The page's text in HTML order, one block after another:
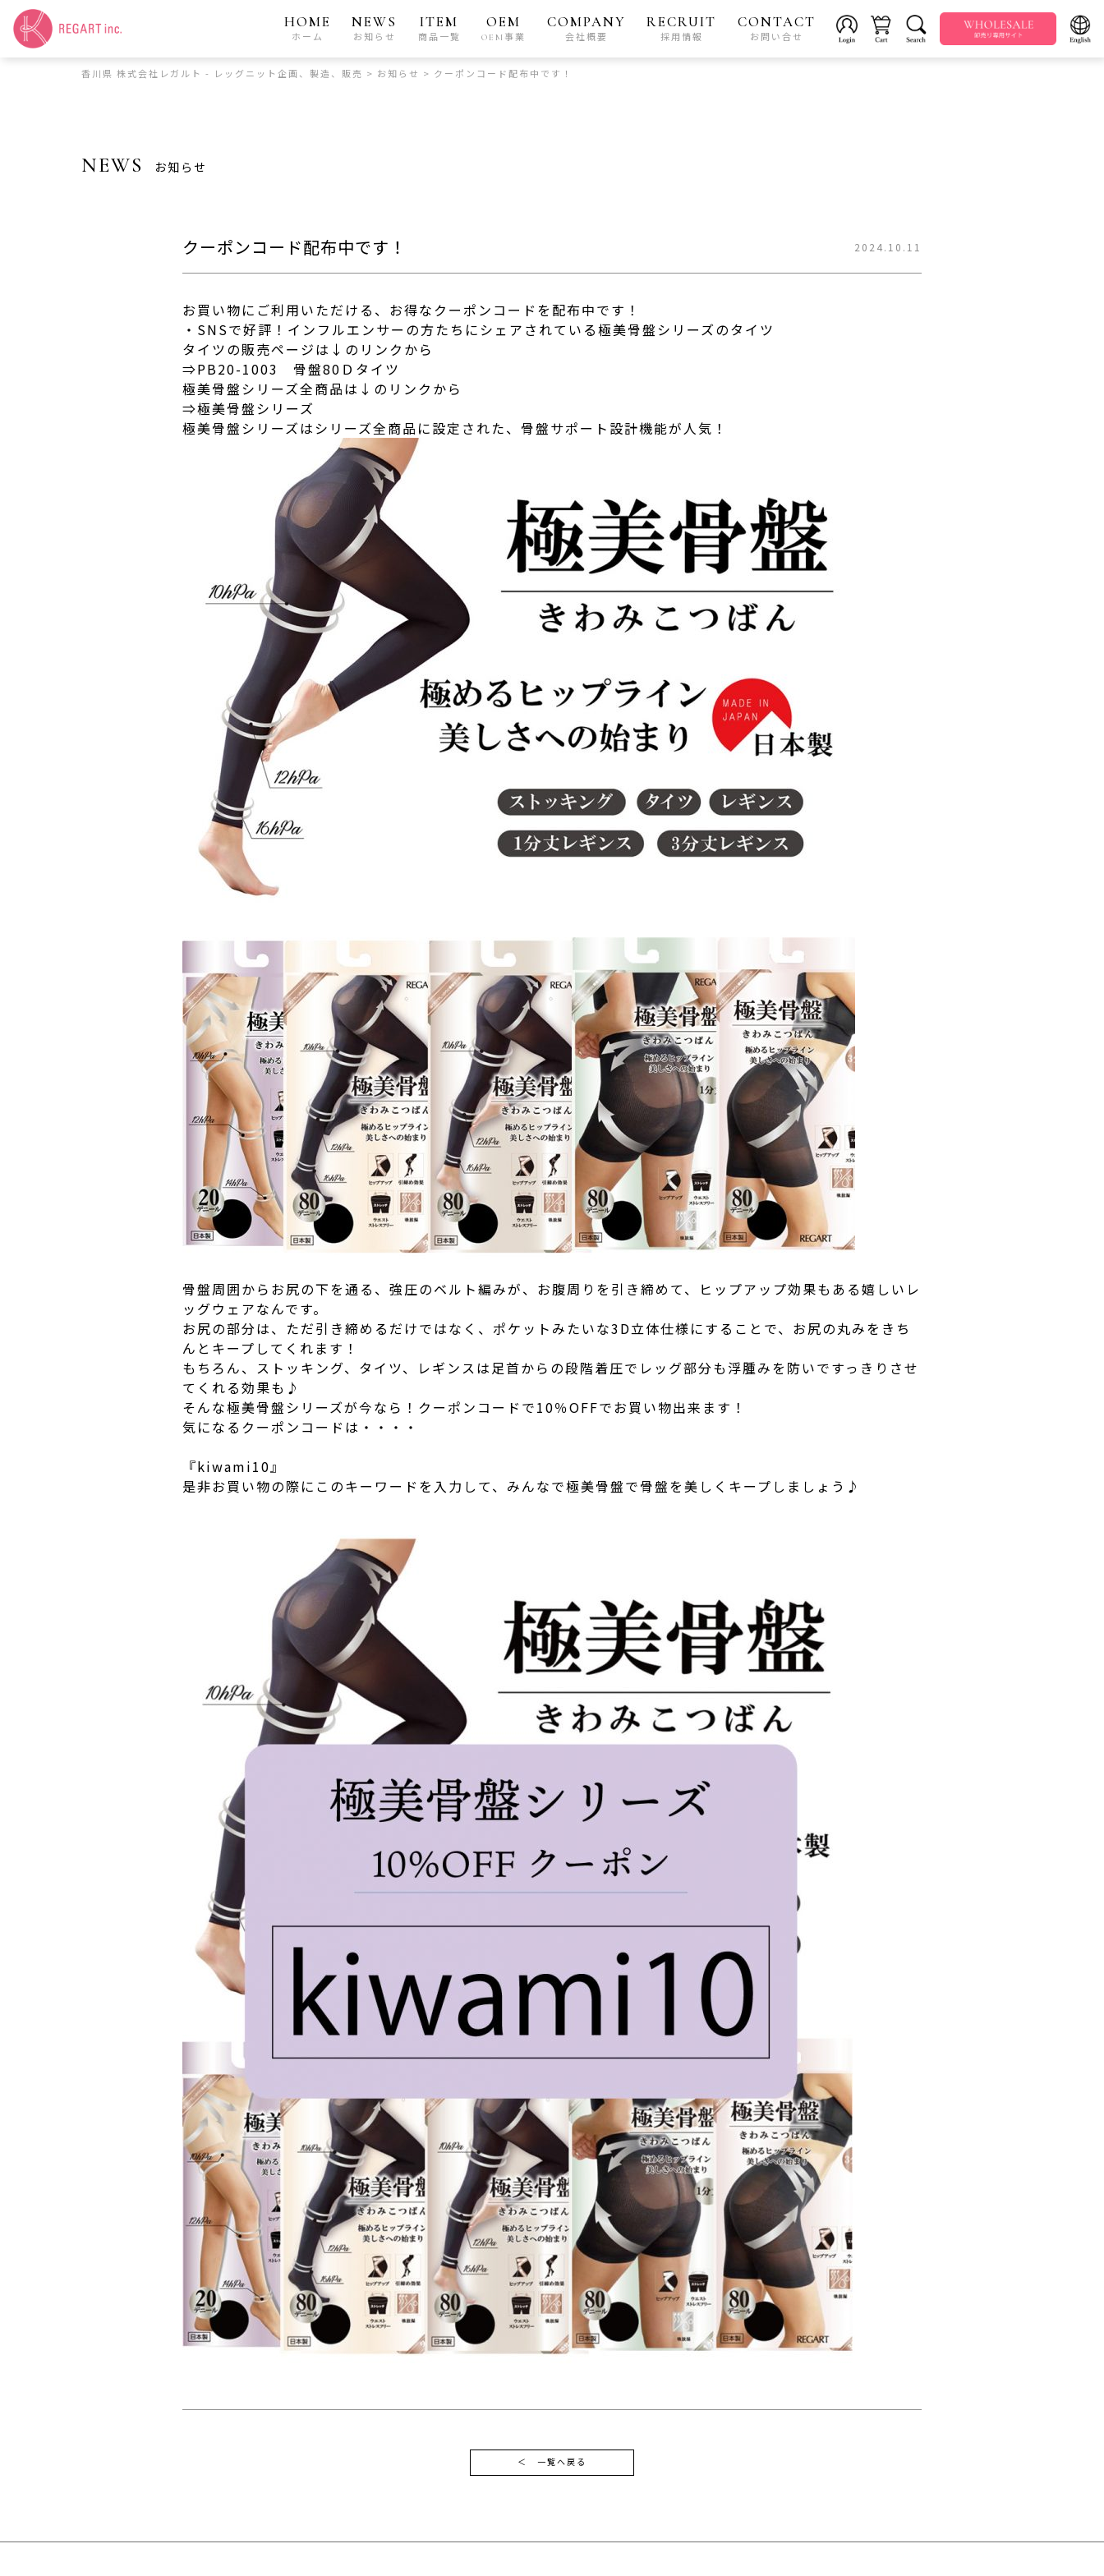
HOME
ホーム
NEWS
お知らせ
ITEM
商品一覧
OEM
OEM事業
COMPANY
会社概要
RECRUIT
採用情報
CONTACT
お問い合せ
香川県 株式会社レガルト - レッグニット企画、製造、販売 > お知らせ > クーポンコード配布中です！
NEWS お知らせ
クーポンコード配布中です！ 2024.10.11
お買い物にご利用いただける、お得なクーポンコードを配布中です！
・SNSで好評！インフルエンサーの方たちにシェアされている極美骨盤シリーズのタイツ
タイツの販売ページは↓のリンクから
⇒PB20-1003 骨盤80Ｄタイツ
極美骨盤シリーズ全商品は↓のリンクから
⇒極美骨盤シリーズ
極美骨盤シリーズはシリーズ全商品に設定された、骨盤サポート設計機能が人気！
骨盤周囲からお尻の下を通る、強圧のベルト編みが、お腹周りを引き締めて、ヒップアップ効果もある嬉しいレ
ッグウェアなんです。
お尻の部分は、ただ引き締めるだけではなく、ポケットみたいな3D立体仕様にすることで、お尻の丸みをきち
んとキープしてくれます！
もちろん、ストッキング、タイツ、レギンスは足首からの段階着圧でレッグ部分も浮腫みを防いですっきりさせ
てくれる効果も♪
そんな極美骨盤シリーズが今なら！クーポンコードで10％OFFでお買い物出来ます！
気になるクーポンコードは・・・・
『kiwami10』
是非お買い物の際にこのキーワードを入力して、みんなで極美骨盤で骨盤を美しくキープしましょう♪
＜ 一覧へ戻る